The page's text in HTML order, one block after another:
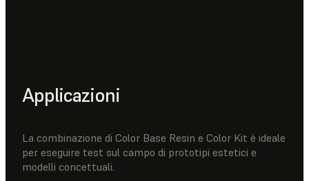
Applicazioni
La combinazione di Color Base Resin e Color Kit è ideale
per eseguire test sul campo di prototipi estetici e
modelli concettuali.